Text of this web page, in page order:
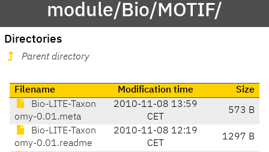
module/Bio/MOTIF/
Directories
Parent directory
Filename Modification time
Size
Bio-LITE-Taxon
omy-0.01.meta
2010-11-08 13:59
CET
573 B
Bio-LITE-Taxon
omy-0.01.readme
2010-11-08 12:19
CET
1297 B